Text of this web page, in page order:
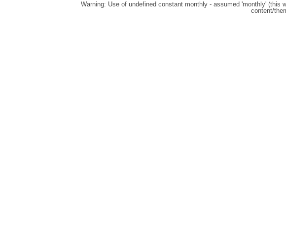
Warning: Use of undefined constant monthly - assumed 'monthly' (this
content/